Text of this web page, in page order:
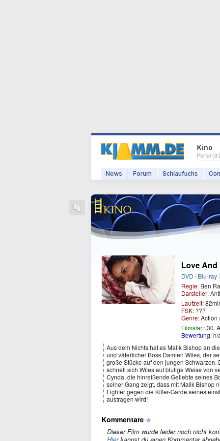
Kino
Portal (
News Forum Schlaufuchs
Love
DVD /Blu-ray
Regie: Ben
Darsteller:
Laufzeit:
FSK: ???
Genre:Action
Filmstart:30.
Bewertung:
Aus dem Nichts hat es Malik Bishop an
und väterlicher Boss Damien Wiles, der
große Stücke auf den jungen
schnell sich Wiles auf blutige Weise von
Cynda, die hinreißende Geliebte seines
seiner Gang zeigt, dass mit Malik Bishop
Fighter gegen die Killer-Garde seines
austragen wird!
Kommentare
Dieser Film wurde leider noch nicht